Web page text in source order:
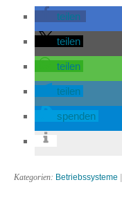
teilen
teilen
teilen
teilen
spenden
Kategorien: Betriebssysteme